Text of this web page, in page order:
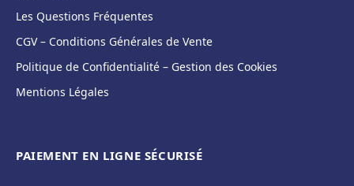
Les Questions Fréquentes
CGV – Conditions Générales de Vente
Politique de Confidentialité – Gestion des Cookies
Mentions Légales
PAIEMENT EN LIGNE SÉCURISÉ